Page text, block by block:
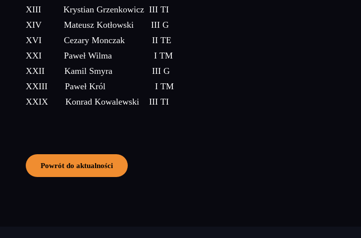
XIII Krystian Grzenkowicz III TI
XIV Mateusz Kotłowski III G
XVI Cezary Monczak II TE
XXI Paweł Wilma I TM
XXII Kamil Smyra III G
XXIII Paweł Król I TM
XXIX Konrad Kowalewski III TI
Powrót do aktualności